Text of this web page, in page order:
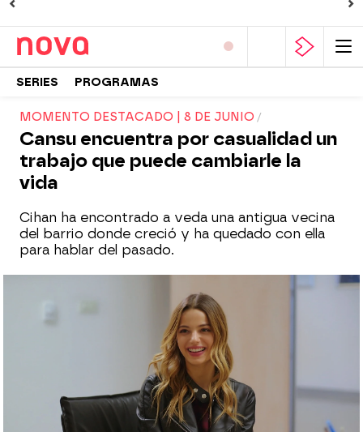
SERIES PROGRAMAS
MOMENTO DESTACADO | 8 DE JUNIO
Cansu encuentra por casualidad un
trabajo que puede cambiarle la
vida
Cihan ha encontrado a veda una antigua vecina
del barrio donde creció y ha quedado con ella
para hablar del pasado.
Nova
Madrid